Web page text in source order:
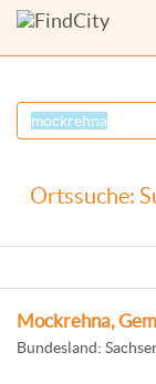
Ortssuche:
Mockrehna,
Bundesland: